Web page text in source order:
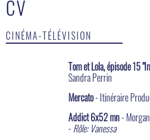
CV
CINÉMA-TÉLÉVISION
Tom et Lola, épisode 15
Sandra Perrin
Mercato- Itinéraire
Addict 6x52 mn-
- Rôle: Vanessa